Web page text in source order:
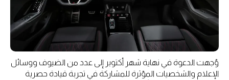
وُجهت الدعوة في نهاية شهر أكتوبر إلى عدد من الضيوف ووسائل
الإعلام والشخصيات المؤثرة للمشاركة في تجربة قيادة حصرية